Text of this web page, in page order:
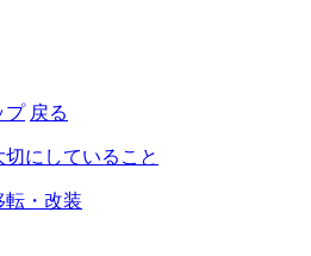
プ 戻る
にしていること
転・改装